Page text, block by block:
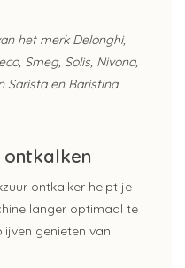
het merk Delonghi,
Smeg, Solis, Nivona,
Sarista en Baristina
ontkalker helpt je
langer optimaal te
genieten van